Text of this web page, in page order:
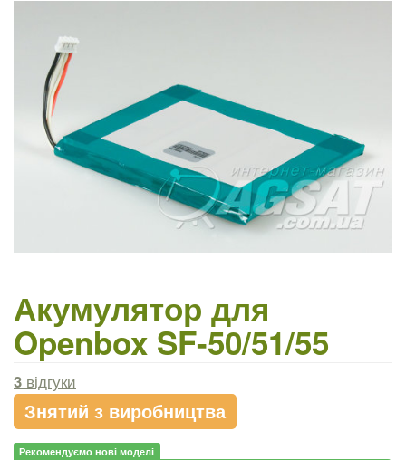
Акумулятор для
Openbox SF-50/51/55
3 відгуки
Знятий з виробництва
Рекомендуємо нові моделі